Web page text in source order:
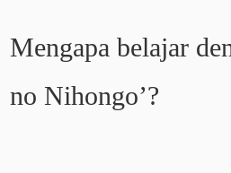
Mengapa belajar
no Nihongo’?